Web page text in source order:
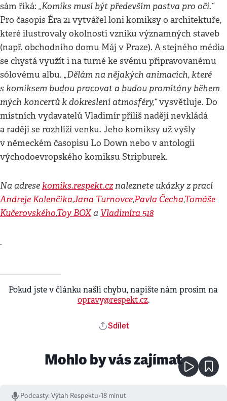
sám říká: „Komiks musí být především pastva pro oči.“
Pro časopis Éra 21 vytvářel loni komiksy o architektuře,
které ilustrovaly okolnosti vzniku významných staveb
(např. obchodního domu Máj v Praze). A stejného média
se chystá využít i na turné ke svému připravovanému
sólovému albu. „Dělám na nějakých animacích, které
s komiksem budou pracovat a budou promítány během
mých koncertů k dokreslení atmosféry,“vysvětluje. Do
místních vydavatelů Vladimír příliš nadějí nevkládá
a raději se rozhlíží venku. Jeho komiksy už vyšly
v německém časopisu Lo Down nebo v antologii
východoevropského komiksu Stripburek.
Na adresekomiks.respekt.cznaleznete ukázky z prací
Andreje Kolenčíka,Jana Turnovce,Pavla Čecha,Tomáše
Kučerovského,Toy BOXa Vladimíra 518
.
Pokud jste v článku našli chybu, napište nám prosím na
opravy@respekt.cz.
Sdílet
Mohlo by vás zajímat
Podcasty:Výtah Respektu•18 minut